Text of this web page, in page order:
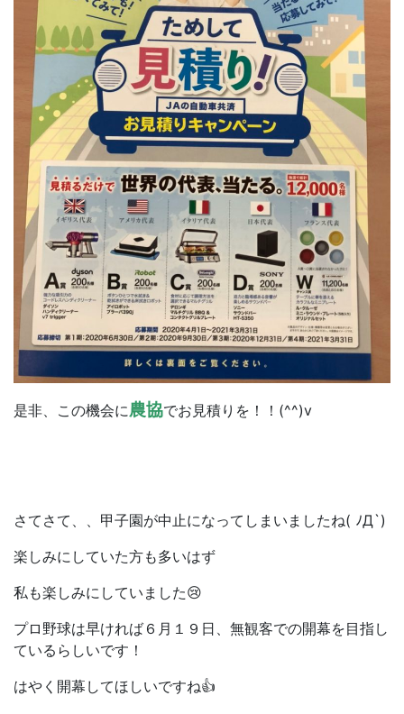
是非、この機会に農協でお見積りを！！(^^)v
さてさて、、甲子園が中止になってしまいましたね( ﾉД`)
楽しみにしていた方も多いはず
私も楽しみにしていました😢
プロ野球は早ければ６月１９日、無観客での開幕を目指し
ているらしいです！
はやく開幕してほしいですね👍